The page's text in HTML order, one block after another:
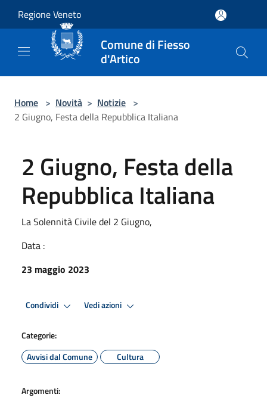
Regione Veneto
Comune di Fiesso
d'Artico
Home > Novità > Notizie >
2 Giugno, Festa della Repubblica Italiana
2 Giugno, Festa della
Repubblica Italiana
La Solennità Civile del 2 Giugno,
Data :
23 maggio 2023
Condividi Vedi azioni
Categorie:
Avvisi dal Comune
Cultura
Argomenti: